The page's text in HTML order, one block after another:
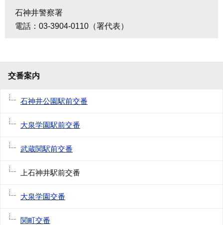
石神井警察署
電話：03-3904-0110（署代表）
交番案内
石神井公園駅前交番
大泉学園駅前交番
武蔵関駅前交番
上石神井駅前交番
大泉学園交番
関町交番